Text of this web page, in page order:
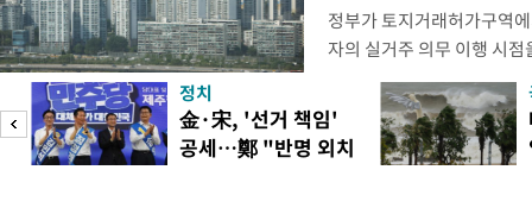
정부가 토지거래허가구역
자의 실거주 의무 이행 시
를 올해 이후로 연장하는
최근 발표한 2026년 세법
도하기 위해 양도소득세 중
실거주 의무 이행도 일정기
정치
金·宋, '선거 책임'
공세…鄭 "반명 외치